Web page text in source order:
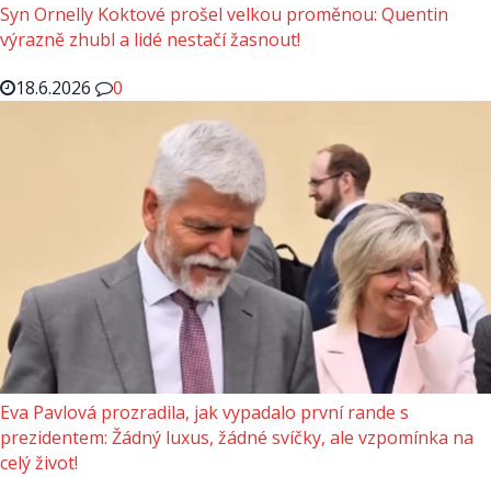
Syn Ornelly Koktové prošel velkou proměnou: Quentin
výrazně zhubl a lidé nestačí žasnout!
18.6.2026
0
Eva Pavlová prozradila, jak vypadalo první rande s
prezidentem: Žádný luxus, žádné svíčky, ale vzpomínka na
celý život!